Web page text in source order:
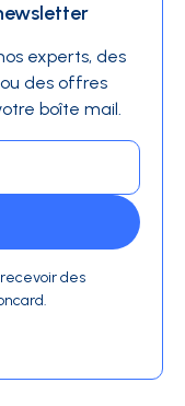
experts, des
des offres
boîte mail.
des